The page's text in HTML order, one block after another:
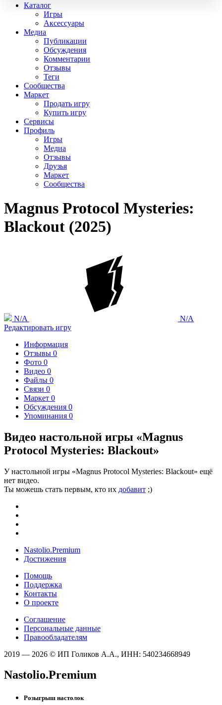
Каталог
Игры
Аксессуары
Медиа
Публикации
Обсуждения
Комментарии
Отзывы
Теги
Сообщества
Маркет
Продать игру
Купить игру
Сервисы
Профиль
Игры
Медиа
Отзывы
Друзья
Маркет
Сообщества
Magnus Protocol Mysteries:
Blackout (2025)
N/A
N/A
Редактировать игру
Информация
Отзывы 0
Фото 0
Видео 0
Файлы 0
Связи 0
Маркет 0
Обсуждения 0
Упоминания 0
Видео настольной игры «Magnus
Protocol Mysteries: Blackout»
У настольной игры «Magnus Protocol Mysteries: Blackout» ещё
нет видео.
Ты можешь стать первым, кто их добавит ;)
Nastolio.Premium
Достижения
Помощь
Поддержка
Контакты
О проекте
Соглашение
Персональные данные
Правообладателям
2019 — 2026 © ИП Голиков А.А., ИНН: 540234668949
Nastolio.Premium
Розыгрыш настолок